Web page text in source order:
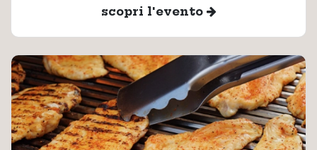
scopri l'evento